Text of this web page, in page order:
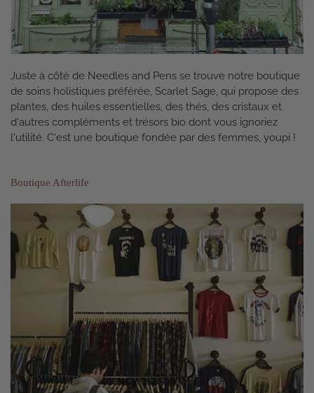
Juste à côté de Needles and Pens se trouve notre boutique
de soins holistiques préférée, Scarlet Sage, qui propose des
plantes, des huiles essentielles, des thés, des cristaux et
d'autres compléments et trésors bio dont vous ignoriez
l'utilité. C'est une boutique fondée par des femmes, youpi !
Boutique Afterlife